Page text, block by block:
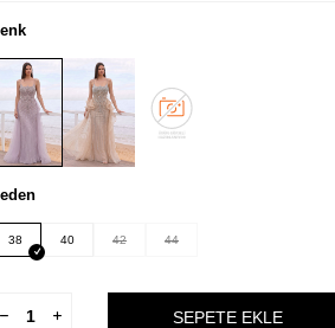
38 40 42 44
SEPETE EKLE